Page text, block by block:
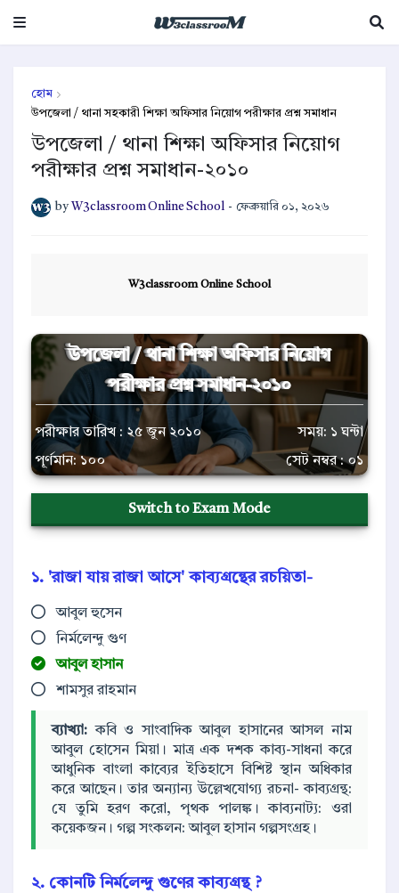
হোম
উপজেলা / থানা সহকারী শিক্ষা অফিসার নিয়োগ পরীক্ষার প্রশ্ন সমাধান
উপজেলা / থানা শিক্ষা অফিসার নিয়োগ
পরীক্ষার প্রশ্ন সমাধান-২০১০
by W3classroom Online School - ফেব্রুয়ারি ০১, ২০২৬
W3classroom Online School
উপজেলা / থানা শিক্ষা অফিসার নিয়োগ
পরীক্ষার প্রশ্ন সমাধান-২০১০
পরীক্ষার তারিখ : ২৫ জুন ২০১০
সময়: ১ ঘন্টা
পূর্ণমান: ১০০
সেট নম্বর : ০১
Switch to Exam Mode
১. 'রাজা যায় রাজা আসে' কাব্যগ্রন্থের রচয়িতা-
আবুল হুসেন
নির্মলেন্দু গুণ
আবুল হাসান
শামসুর রাহমান
ব্যাখ্যা: কবি ও সাংবাদিক আবুল হাসানের আসল নাম
আবুল হোসেন মিয়া। মাত্র এক দশক কাব্য-সাধনা করে
আধুনিক বাংলা কাব্যের ইতিহাসে বিশিষ্ট স্থান অধিকার
করে আছেন। তার অন্যান্য উল্লেখযোগ্য রচনা- কাব্যগ্রন্থ:
যে তুমি হরণ করো, পৃথক পালঙ্ক। কাব্যনাট্য: ওরা
কয়েকজন। গল্প সংকলন: আবুল হাসান গল্পসংগ্রহ।
২. কোনটি নির্মলেন্দু গুণের কাব্যগ্রন্থ ?